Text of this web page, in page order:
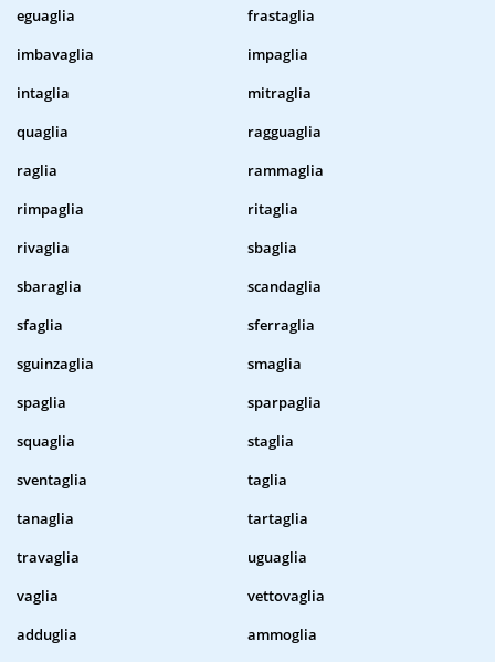
eguaglia
frastaglia
imbavaglia
impaglia
intaglia
mitraglia
quaglia
ragguaglia
raglia
rammaglia
rimpaglia
ritaglia
rivaglia
sbaglia
sbaraglia
scandaglia
sfaglia
sferraglia
sguinzaglia
smaglia
spaglia
sparpaglia
squaglia
staglia
sventaglia
taglia
tanaglia
tartaglia
travaglia
uguaglia
vaglia
vettovaglia
adduglia
ammoglia